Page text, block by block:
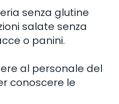
senza glutine
salate senza
o panini.
al personale del
conoscere le